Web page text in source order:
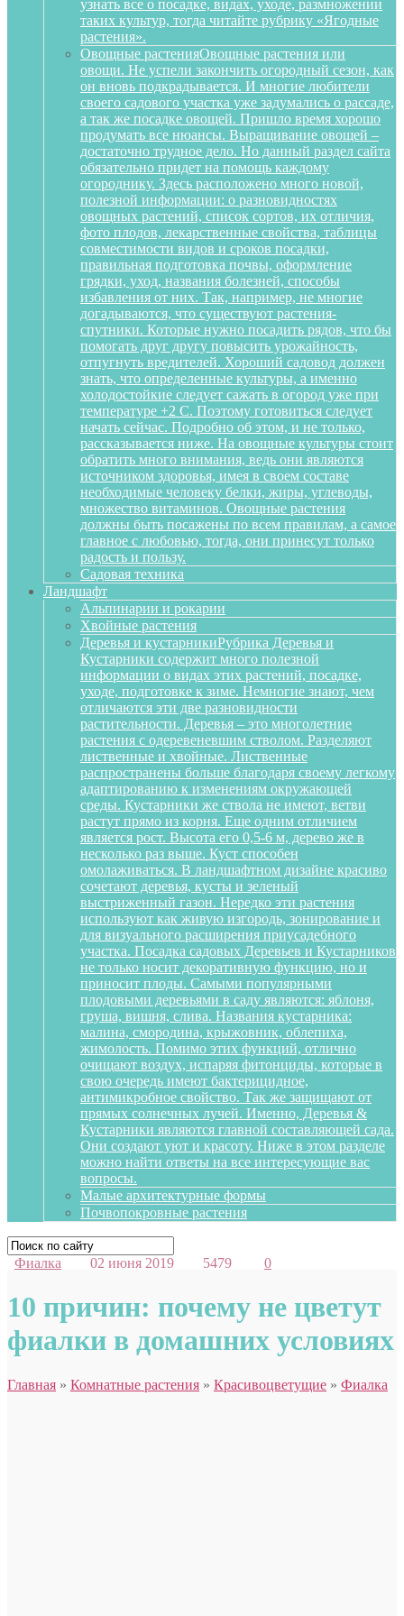
узнать все о посадке, видах, уходе, размножении
таких культур, тогда читайте рубрику «Ягодные
растения».
Овощные растенияОвощные растения или
овощи. Не успели закончить огородный сезон, как
он вновь подкрадывается. И многие любители
своего садового участка уже задумались о рассаде,
а так же посадке овощей. Пришло время хорошо
продумать все нюансы. Выращивание овощей –
достаточно трудное дело. Но данный раздел сайта
обязательно придет на помощь каждому
огороднику. Здесь расположено много новой,
полезной информации: о разновидностях
овощных растений, список сортов, их отличия,
фото плодов, лекарственные свойства, таблицы
совместимости видов и сроков посадки,
правильная подготовка почвы, оформление
грядки, уход, названия болезней, способы
избавления от них. Так, например, не многие
догадываются, что существуют растения-
спутники. Которые нужно посадить рядов, что бы
помогать друг другу повысить урожайность,
отпугнуть вредителей. Хороший садовод должен
знать, что определенные культуры, а именно
холодостойкие следует сажать в огород уже при
температуре +2 С. Поэтому готовиться следует
начать сейчас. Подробно об этом, и не только,
рассказывается ниже. На овощные культуры стоит
обратить много внимания, ведь они являются
источником здоровья, имея в своем составе
необходимые человеку белки, жиры, углеводы,
множество витаминов. Овощные растения
должны быть посажены по всем правилам, а самое
главное с любовью, тогда, они принесут только
радость и пользу.
Садовая техника
Ландшафт
Альпинарии и рокарии
Хвойные растения
Деревья и кустарникиРубрика Деревья и
Кустарники содержит много полезной
информации о видах этих растений, посадке,
уходе, подготовке к зиме. Немногие знают, чем
отличаются эти две разновидности
растительности. Деревья – это многолетние
растения с одеревеневшим стволом. Разделяют
лиственные и хвойные. Лиственные
распространены больше благодаря своему легкому
адаптированию к изменениям окружающей
среды. Кустарники же ствола не имеют, ветви
растут прямо из корня. Еще одним отличием
является рост. Высота его 0,5-6 м, дерево же в
несколько раз выше. Куст способен
омолаживаться. В ландшафтном дизайне красиво
сочетают деревья, кусты и зеленый
выстриженный газон. Нередко эти растения
используют как живую изгородь, зонирование и
для визуального расширения приусадебного
участка. Посадка садовых Деревьев и Кустарников
не только носит декоративную функцию, но и
приносит плоды. Самыми популярными
плодовыми деревьями в саду являются: яблоня,
груша, вишня, слива. Названия кустарника:
малина, смородина, крыжовник, облепиха,
жимолость. Помимо этих функций, отлично
очищают воздух, испаряя фитонциды, которые в
свою очередь имеют бактерицидное,
антимикробное свойство. Так же защищают от
прямых солнечных лучей. Именно, Деревья &
Кустарники являются главной составляющей сада.
Они создают уют и красоту. Ниже в этом разделе
можно найти ответы на все интересующие вас
вопросы.
Малые архитектурные формы
Почвопокровные растения
Фиалка 02 июня 2019 5479 0
10 причин: почему не цветут
фиалки в домашних условиях
Главная » Комнатные растения » Красивоцветущие » Фиалка